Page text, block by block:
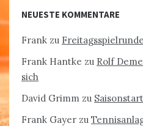
NEUESTE KOMMENTARE
Frank zu
Frank Hantke zu Rolf
sich
David Grimm zu
Frank Gayer zu